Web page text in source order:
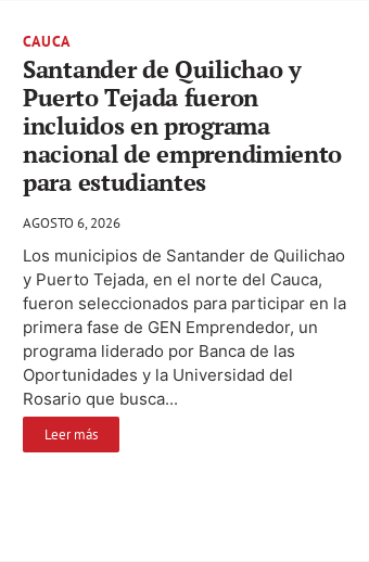
CAUCA
Santander de Quilichao y
Puerto Tejada fueron
incluidos en programa
nacional de emprendimiento
para estudiantes
AGOSTO 6, 2026
Los municipios de Santander de Quilichao
y Puerto Tejada, en el norte del Cauca,
fueron seleccionados para participar en la
primera fase de GEN Emprendedor, un
programa liderado por Banca de las
Oportunidades y la Universidad del
Rosario que busca...
Leer más